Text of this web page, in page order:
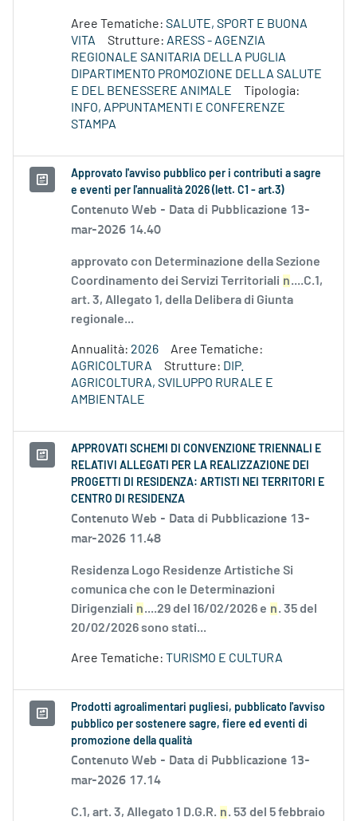
Aree Tematiche: SALUTE, SPORT E BUONA
VITA
Strutture: ARESS - AGENZIA
REGIONALE SANITARIA DELLA PUGLIA
DIPARTIMENTO PROMOZIONE DELLA SALUTE
E DEL BENESSERE ANIMALE
Tipologia:
INFO, APPUNTAMENTI E CONFERENZE
STAMPA
Approvato l'avviso pubblico per i contributi a sagre
e eventi per l'annualità 2026 (lett. C1 - art.3)
Contenuto Web - Data di Pubblicazione 13-
mar-2026 14.40
approvato con Determinazione della Sezione
Coordinamento dei Servizi Territoriali n....C.1,
art. 3, Allegato 1, della Delibera di Giunta
regionale...
Annualità: 2026
Aree Tematiche:
AGRICOLTURA
Strutture: DIP.
AGRICOLTURA, SVILUPPO RURALE E
AMBIENTALE
APPROVATI SCHEMI DI CONVENZIONE TRIENNALI E
RELATIVI ALLEGATI PER LA REALIZZAZIONE DEI
PROGETTI DI RESIDENZA: ARTISTI NEI TERRITORI E
CENTRO DI RESIDENZA
Contenuto Web - Data di Pubblicazione 13-
mar-2026 11.48
Residenza Logo Residenze Artistiche Si
comunica che con le Determinazioni
Dirigenziali n....29 del 16/02/2026 e n. 35 del
20/02/2026 sono stati...
Aree Tematiche: TURISMO E CULTURA
Prodotti agroalimentari pugliesi, pubblicato l'avviso
pubblico per sostenere sagre, fiere ed eventi di
promozione della qualità
Contenuto Web - Data di Pubblicazione 13-
mar-2026 17.14
C.1, art. 3, Allegato 1 D.G.R. n. 53 del 5 febbraio